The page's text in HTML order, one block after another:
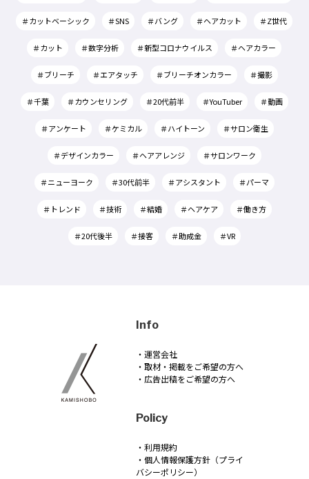
＃カットベーシック ＃SNS ＃バング ＃ヘアカット ＃Z世代
＃カット ＃数字分析 ＃新型コロナウイルス ＃ヘアカラー
＃ブリーチ ＃エアタッチ ＃ブリーチオンカラー ＃撮影
＃千葉 ＃カウンセリング ＃20代前半 ＃YouTuber ＃動画
＃アンケート ＃ケミカル ＃ハイトーン ＃サロン衛生
＃デザインカラー ＃ヘアアレンジ ＃サロンワーク
＃ニューヨーク ＃30代前半 ＃アシスタント ＃パーマ
＃トレンド ＃技術 ＃結婚 ＃ヘアケア ＃働き方
＃20代後半 ＃接客 ＃助成金 ＃VR
Info
・運営会社
・取材・掲載をご希望の方へ
・広告出稿をご希望の方へ
Policy
・利用規約
・個人情報保護方針（プライ
バシーポリシー）